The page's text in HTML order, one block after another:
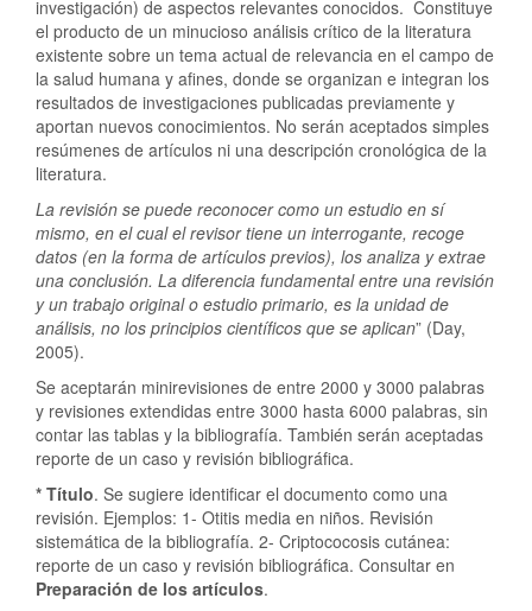
investigación) de aspectos relevantes conocidos. Constituye
el producto de un minucioso análisis crítico de la literatura
existente sobre un tema actual de relevancia en el campo de
la salud humana y afines, donde se organizan e integran los
resultados de investigaciones publicadas previamente y
aportan nuevos conocimientos. No serán aceptados simples
resúmenes de artículos ni una descripción cronológica de la
literatura.
La revisión se puede reconocer como un estudio en sí
mismo, en el cual el revisor tiene un interrogante, recoge
datos (en la forma de artículos previos), los analiza y extrae
una conclusión. La diferencia fundamental entre una revisión
y un trabajo original o estudio primario, es la unidad de
análisis, no los principios científicos que se aplican” (Day,
2005).
Se aceptarán minirevisiones de entre 2000 y 3000 palabras
y revisiones extendidas entre 3000 hasta 6000 palabras, sin
contar las tablas y la bibliografía. También serán aceptadas
reporte de un caso y revisión bibliográfica.
* Título. Se sugiere identificar el documento como una
revisión. Ejemplos: 1- Otitis media en niños. Revisión
sistemática de la bibliografía. 2- Criptococosis cutánea:
reporte de un caso y revisión bibliográfica. Consultar en
Preparación de los artículos.